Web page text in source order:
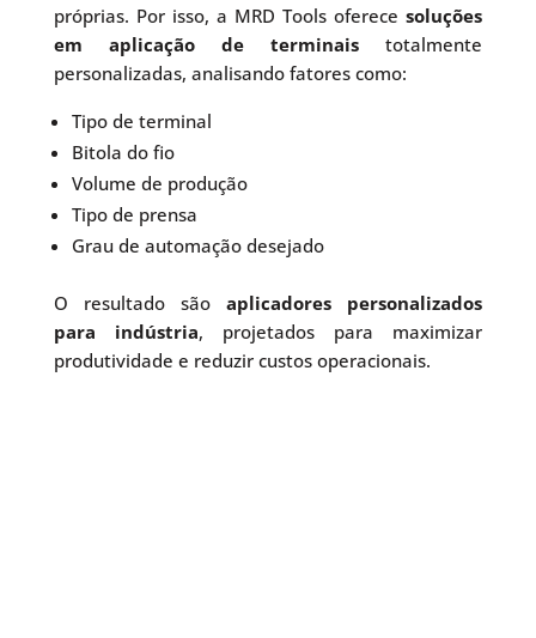
próprias. Por isso, a MRD Tools oferecesoluções
em aplicação de terminais totalmente
personalizadas, analisando fatores como:
Tipo de terminal
Bitola do fio
Volume de produção
Tipo de prensa
Grau de automação desejado
O resultado sãoaplicadores personalizados
para indústria, projetados para maximizar
produtividade e reduzir custos operacionais.